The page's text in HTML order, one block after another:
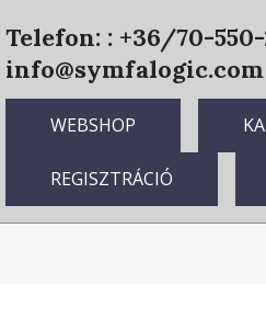
Telefon: : +36/70-
info@symfalogic.com
WEBSHOP
REGISZTRÁCIÓ